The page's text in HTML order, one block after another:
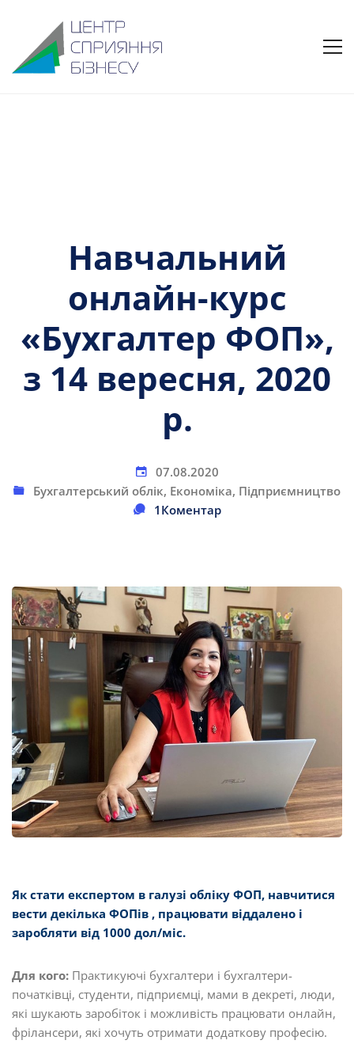
Навчальний
онлайн-курс
«Бухгалтер ФОП»,
з 14 вересня, 2020
р.
07.08.2020
Бухгалтерський облік, Економіка, Підприємництво
1Коментар
Як стати експертом в галузі обліку ФОП, навчитися
вести декілька ФОПів , працювати віддалено і
заробляти від 1000 дол/міс.
Для кого: Практикуючі бухгалтери і бухгалтери-
початківці, студенти, підприємці, мами в декреті, люди,
які шукають заробіток і можливість працювати онлайн,
фрілансери, які хочуть отримати додаткову професію.